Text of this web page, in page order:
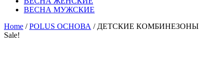
ВЕСНА МУЖСКИЕ
Home /POLUS ОСНОВА / ДЕТСКИЕ КОМБИНЕЗОНЫ
Sale!